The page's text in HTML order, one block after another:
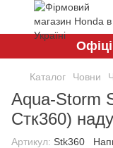
Каталог Човни
Aqua-Storm
Стк360)
Артикул: Stk360